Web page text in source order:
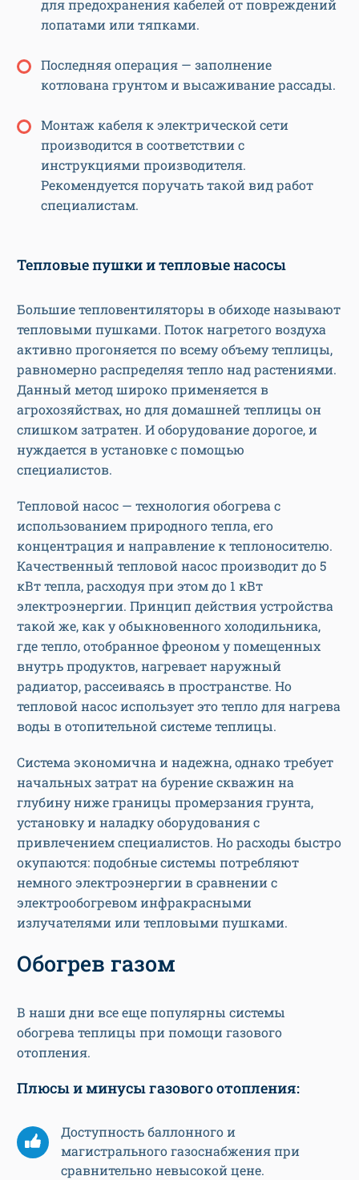
для предохранения кабелей от повреждений
лопатами или тяпками.
Последняя операция — заполнение
котлована грунтом и высаживание рассады.
Монтаж кабеля к электрической сети
производится в соответствии с
инструкциями производителя.
Рекомендуется поручать такой вид работ
специалистам.
Тепловые пушки и тепловые насосы
Большие тепловентиляторы в обиходе называют
тепловыми пушками. Поток нагретого воздуха
активно прогоняется по всему объему теплицы,
равномерно распределяя тепло над растениями.
Данный метод широко применяется в
агрохозяйствах, но для домашней теплицы он
слишком затратен. И оборудование дорогое, и
нуждается в установке с помощью
специалистов.
Тепловой насос — технология обогрева с
использованием природного тепла, его
концентрация и направление к теплоносителю.
Качественный тепловой насос производит до 5
кВт тепла, расходуя при этом до 1 кВт
электроэнергии. Принцип действия устройства
такой же, как у обыкновенного холодильника,
где тепло, отобранное фреоном у помещенных
внутрь продуктов, нагревает наружный
радиатор, рассеиваясь в пространстве. Но
тепловой насос использует это тепло для нагрева
воды в отопительной системе теплицы.
Система экономична и надежна, однако требует
начальных затрат на бурение скважин на
глубину ниже границы промерзания грунта,
установку и наладку оборудования с
привлечением специалистов. Но расходы быстро
окупаются: подобные системы потребляют
немного электроэнергии в сравнении с
электрообогревом инфракрасными
излучателями или тепловыми пушками.
Обогрев газом
В наши дни все еще популярны системы
обогрева теплицы при помощи газового
отопления.
Плюсы и минусы газового отопления:
Доступность баллонного и
магистрального газоснабжения при
сравнительно невысокой цене.